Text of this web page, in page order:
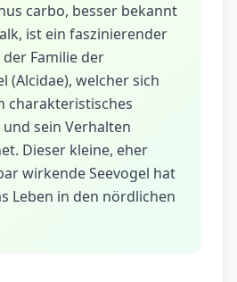
carbo, besser bekannt
ist ein faszinierender
Familie der
(Alcidae), welcher sich
charakteristisches
und sein Verhalten
Dieser kleine, eher
wirkende Seevogel hat
Leben in den nördlichen